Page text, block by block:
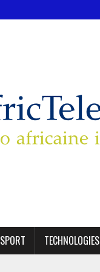
SPORT TECHNOLOGIES